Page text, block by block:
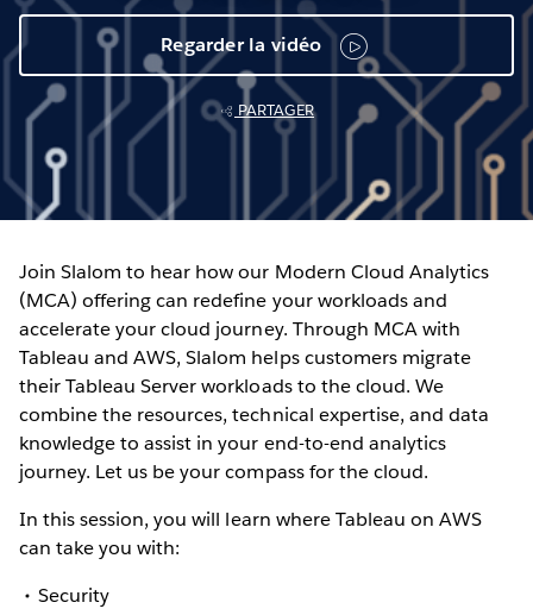
Regarder la vidéo
PARTAGER
Join Slalom to hear how our Modern Cloud Analytics
(MCA) offering can redefine your workloads and
accelerate your cloud journey. Through MCA with
Tableau and AWS, Slalom helps customers migrate
their Tableau Server workloads to the cloud. We
combine the resources, technical expertise, and data
knowledge to assist in your end-to-end analytics
journey. Let us be your compass for the cloud.
In this session, you will learn where Tableau on AWS
can take you with:
Security